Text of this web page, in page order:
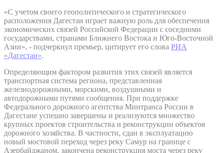
«С учетом своего геополитического и стратегического
расположения Дагестан играет важную роль для обеспечения
экономических связей Российской Федерации с соседними
государствами, странами Ближнего Востока и Юго-Восточной
Азии», - подчеркнул премьер, цитирует его слова РИА
«Дагестан».
Определяющим фактором развития этих связей является
транспортная система региона, представленная
железнодорожными, морскими, воздушными и
автодорожными путями сообщения. При поддержке
Федерального дорожного агентства Минтранса России в
Дагестане успешно завершены и реализуются множество
крупных проектов строительства и реконструкции объектов
дорожного хозяйства. В частности, сдан в эксплуатацию
новый мостовой переход через реку Самур на границе с
Азербайджаном, закончена реконструкция моста через реку